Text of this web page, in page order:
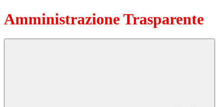
Amministrazione Trasparente